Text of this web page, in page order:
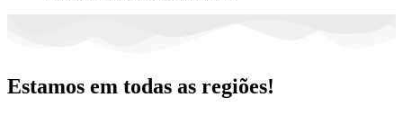
Estamos em todas as regiões!